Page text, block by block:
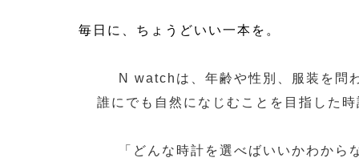
毎日に、ちょうどいい一本を。
N watchは、年齢や性別、服装を問
誰にでも自然になじむことを目指した
「どんな時計を選べばいいかわから